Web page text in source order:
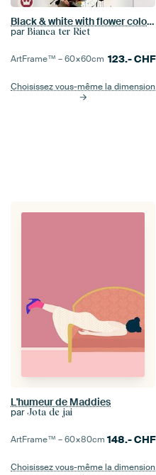
Black & white with flower colour splash
par Bianca ter Riet
ArtFrame™ –60×60cm 123.-CHF
Choisissez vous-même la dimension
L'humeur de Maddies
par Jota de jai
ArtFrame™ –60×80cm 148.-CHF
Choisissez vous-même la dimension